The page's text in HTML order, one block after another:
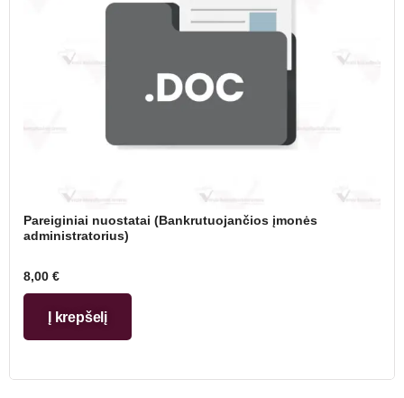
Pareiginiai nuostatai (Bankrutuojančios įmonės
administratorius)
8,00 €
Į krepšelį